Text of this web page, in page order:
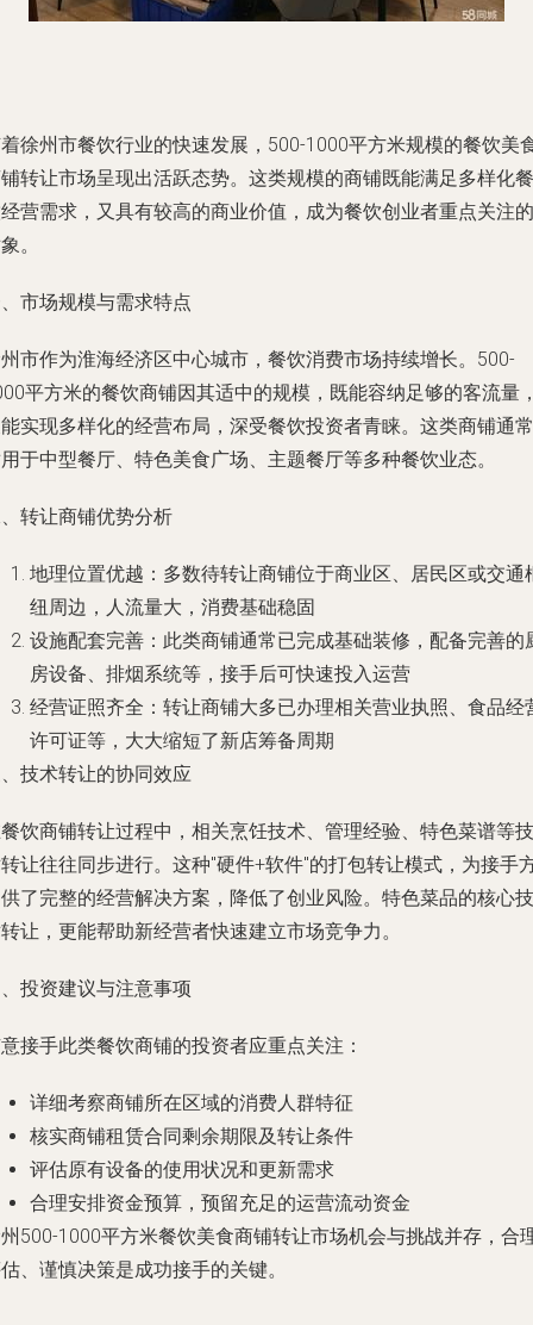
徐州市餐饮行业的快速发展，500-1000平方米规模的餐饮美
转让市场呈现出活跃态势。这类规模的商铺既能满足多样化餐
营需求，又具有较高的商业价值，成为餐饮创业者重点关注的
。
市场规模与需求特点
市作为淮海经济区中心城市，餐饮消费市场持续增长。500-
平方米的餐饮商铺因其适中的规模，既能容纳足够的客流量
实现多样化的经营布局，深受餐饮投资者青睐。这类商铺通常
于中型餐厅、特色美食广场、主题餐厅等多种餐饮业态。
转让商铺优势分析
地理位置优越：多数待转让商铺位于商业区、居民区或交通
纽周边，人流量大，消费基础稳固
设施配套完善：此类商铺通常已完成基础装修，配备完善的
房设备、排烟系统等，接手后可快速投入运营
经营证照齐全：转让商铺大多已办理相关营业执照、食品经
许可证等，大大缩短了新店筹备周期
技术转让的协同效应
饮商铺转让过程中，相关烹饪技术、管理经验、特色菜谱等技
让往往同步进行。这种"硬件+软件"的打包转让模式，为接手
了完整的经营解决方案，降低了创业风险。特色菜品的核心技
让，更能帮助新经营者快速建立市场竞争力。
投资建议与注意事项
接手此类餐饮商铺的投资者应重点关注：
详细考察商铺所在区域的消费人群特征
核实商铺租赁合同剩余期限及转让条件
评估原有设备的使用状况和更新需求
合理安排资金预算，预留充足的运营流动资金
500-1000平方米餐饮美食商铺转让市场机会与挑战并存，合
、谨慎决策是成功接手的关键。